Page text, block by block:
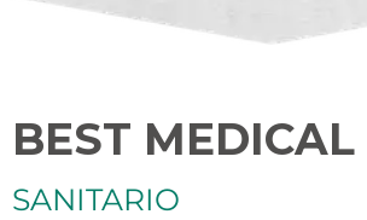
BEST
SANITARIO